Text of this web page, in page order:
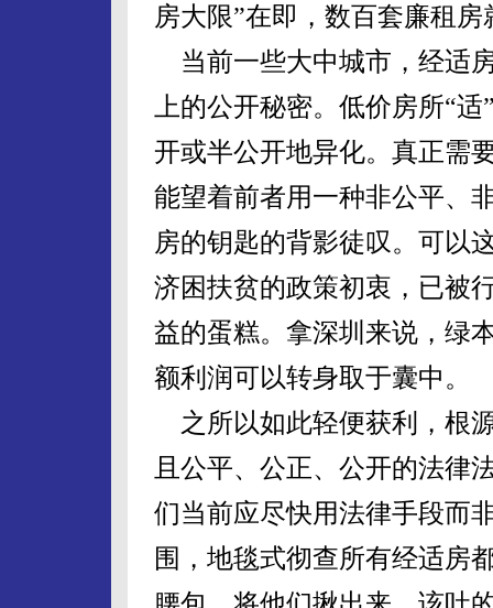
房大限”在即，数百套廉租
当前一些大中城市，经适
上的公开秘密。低价房所“
开或半公开地异化。真正需
能望着前者用一种非公平、
房的钥匙的背影徒叹。可以
济困扶贫的政策初衷，已被
益的蛋糕。拿深圳来说，绿
额利润可以转身取于囊中。
之所以如此轻便获利，根
且公平、公正、公开的法律
们当前应尽快用法律手段而
围，地毯式彻查所有经适房